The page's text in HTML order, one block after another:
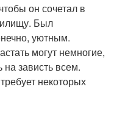
он сочетал в
Был
уютным.
могут немногие,
зависть всем.
некоторых